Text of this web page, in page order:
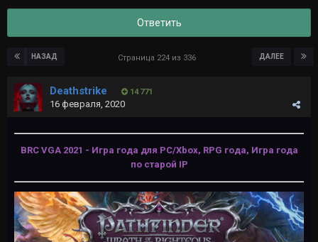
Ответить
НАЗАД ДАЛЕЕ
Страница 224 из 336
Deathstrike 14 771
16 февраля, 2020
BRC VGA 2021 - Игра года для PC/Xbox, RPG года, Игра года
по старой IP